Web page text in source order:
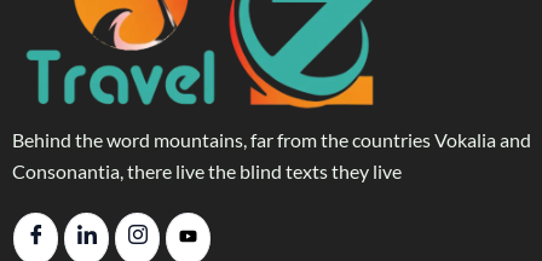
Behind the word mountains, far from the countries Vokalia and
Consonantia, there live the blind texts they live